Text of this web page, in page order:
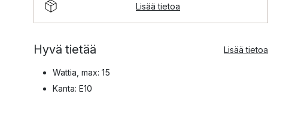
Lisää tietoa
Hyvä tietää Lisää tietoa
Wattia, max: 15
Kanta: E10